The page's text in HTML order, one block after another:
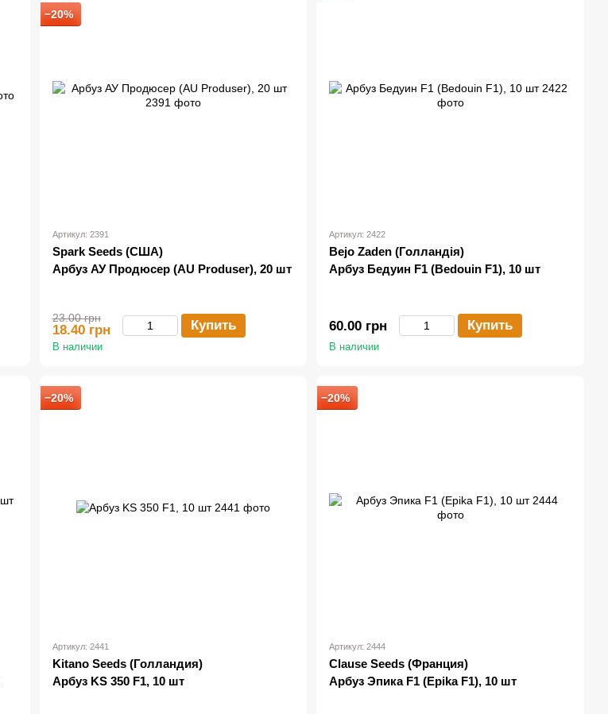
−20%
Артикул: 2391
Spark Seeds (США)
Арбуз АУ Продюсер (AU Produser), 20 шт
23.00 грн
18.40 грн Купить
В наличии
Артикул: 2422
Bejo Zaden (Голландія)
Арбуз Бедуин F1 (Bedouin F1), 10 шт
60.00 грн Купить
В наличии
−20%
Артикул: 2441
Kitano Seeds (Голландия)
Арбуз KS 350 F1, 10 шт
−20%
Артикул: 2444
Clause Seeds (Франция)
Арбуз Эпика F1 (Epika F1), 10 шт